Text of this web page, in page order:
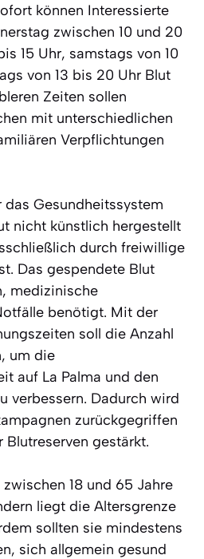
können Interessierte
zwischen 10 und 20
15 Uhr, samstags von 10
von 13 bis 20 Uhr Blut
Zeiten sollen
mit unterschiedlichen
Verpflichtungen
Gesundheitssystem
nicht künstlich hergestellt
durch freiwillige
Das gespendete Blut
medizinische
benötigt. Mit der
soll die Anzahl
um die
auf La Palma und den
verbessern. Dadurch wird
zurückgegriffen
gestärkt.
18 und 65 Jahre
liegt die Altersgrenze
sollten sie mindestens
sich allgemein gesund